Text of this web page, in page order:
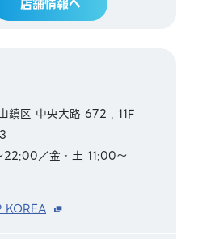
店舗情報へ
鎮区 中央大路 672 , 11F
22:00／金・土 11:00～